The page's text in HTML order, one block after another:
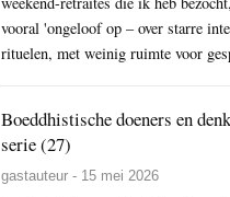
vooral 'ongeloof op – over starre
rituelen, met weinig ruimte voor
Boeddhistische doeners en
serie (27)
gastauteur - 15 mei 2026